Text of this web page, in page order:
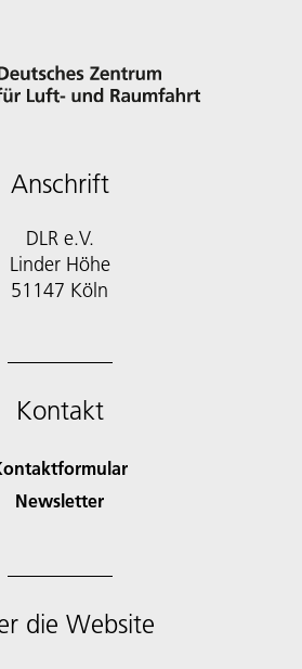
Anschrift
DLR e.V.
Linder Höhe
51147 Köln
Kontakt
Newsletter
die Website